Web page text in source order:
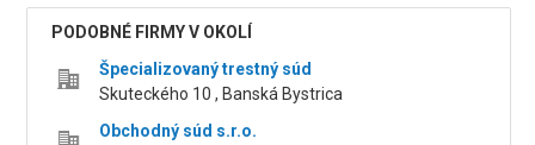
PODOBNÉ FIRMY V OKOLÍ
Špecializovaný trestný súd
Skuteckého 10 , Banská Bystrica
Obchodný súd s.r.o.